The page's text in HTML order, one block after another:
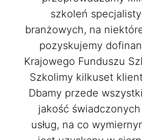
szkoleń
branżowych, na
pozyskujemy
Krajowego Funduszu
Szkolimy kilkuset
Dbamy przede
jakość
usług, na co